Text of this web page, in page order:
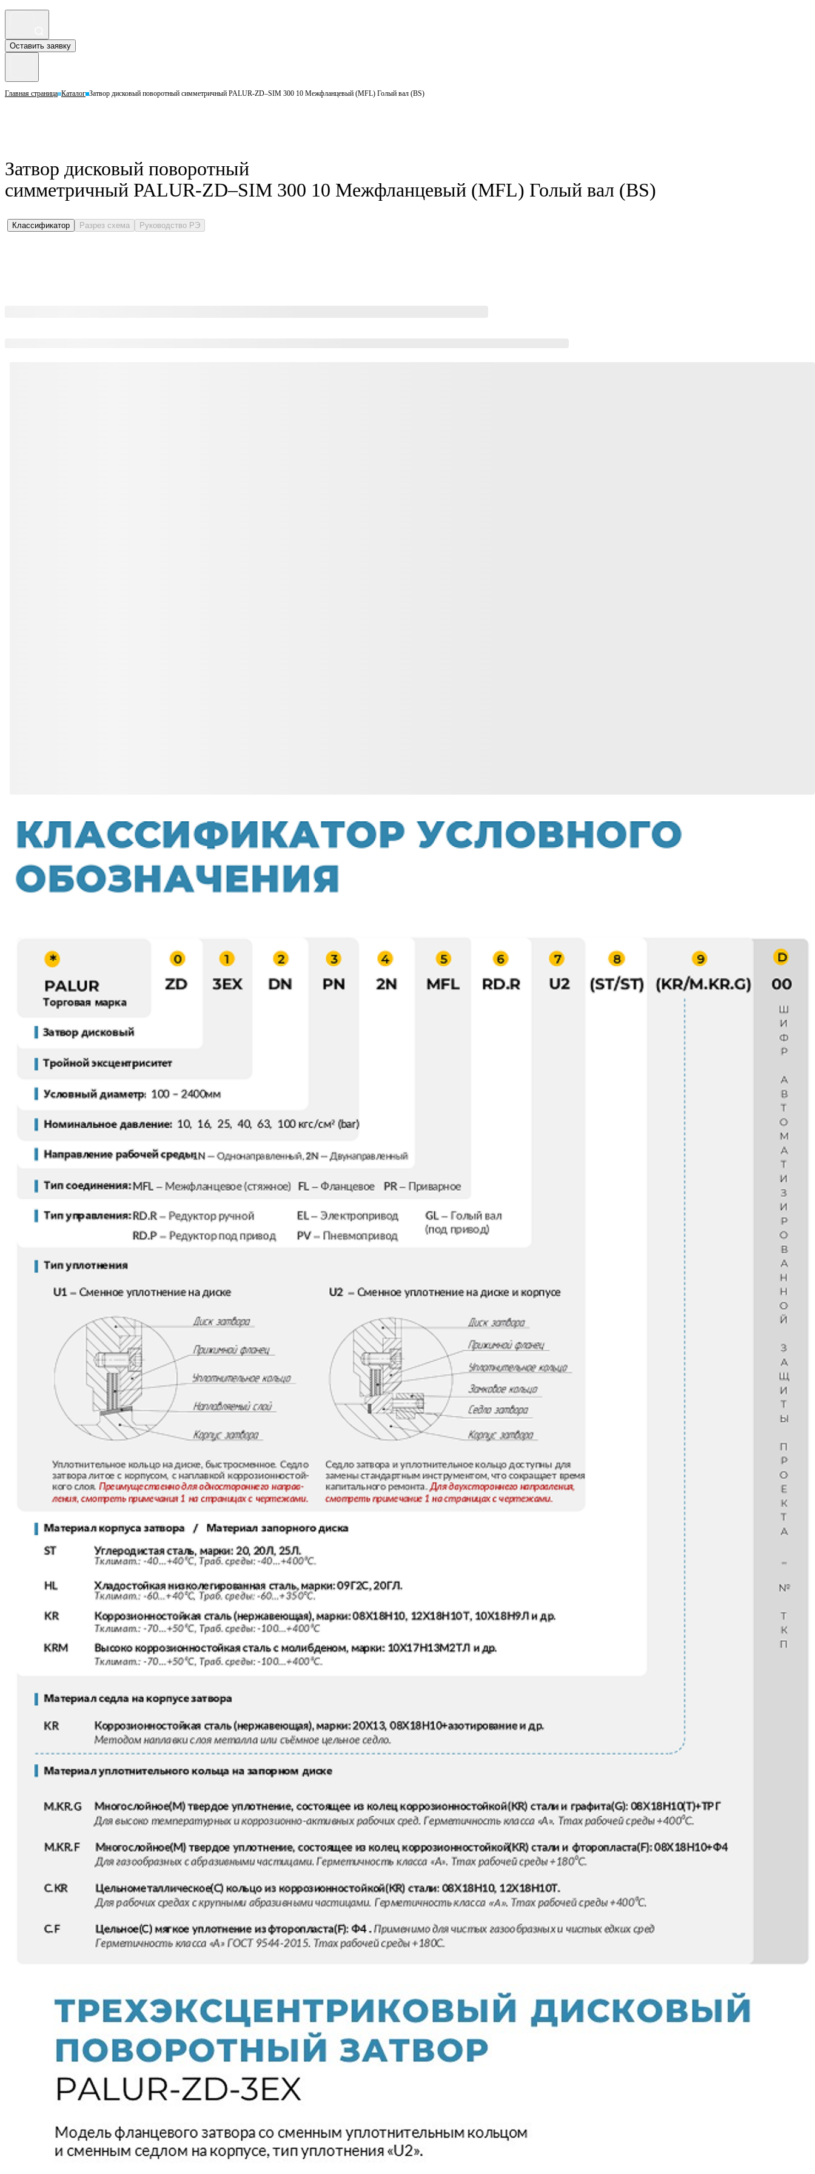
Оставить заявку
Главная страница Каталог Затвор дисковый поворотный симметричный PALUR-ZD–SIM 300 10 Межфланцевый (MFL) Голый вал (BS)
Затвор дисковый поворотный
симметричный PALUR-ZD–SIM 300 10 Межфланцевый (MFL) Голый вал (BS)
Классификатор Разрез схема Руководство РЭ